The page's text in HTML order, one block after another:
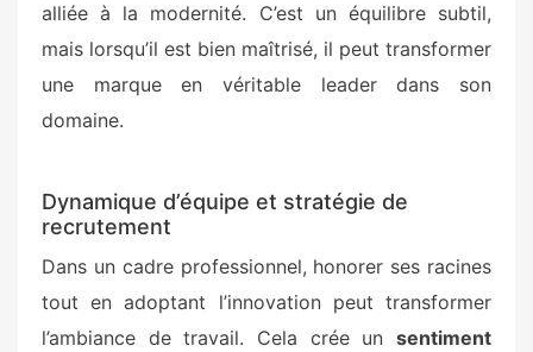
alliée à la modernité. C’est un équilibre subtil,
mais lorsqu’il est bien maîtrisé, il peut transformer
une marque en véritable leader dans son
domaine.
Dynamique d’équipe et stratégie de
recrutement
Dans un cadre professionnel, honorer ses racines
tout en adoptant l’innovation peut transformer
l’ambiance de travail. Cela crée un sentiment